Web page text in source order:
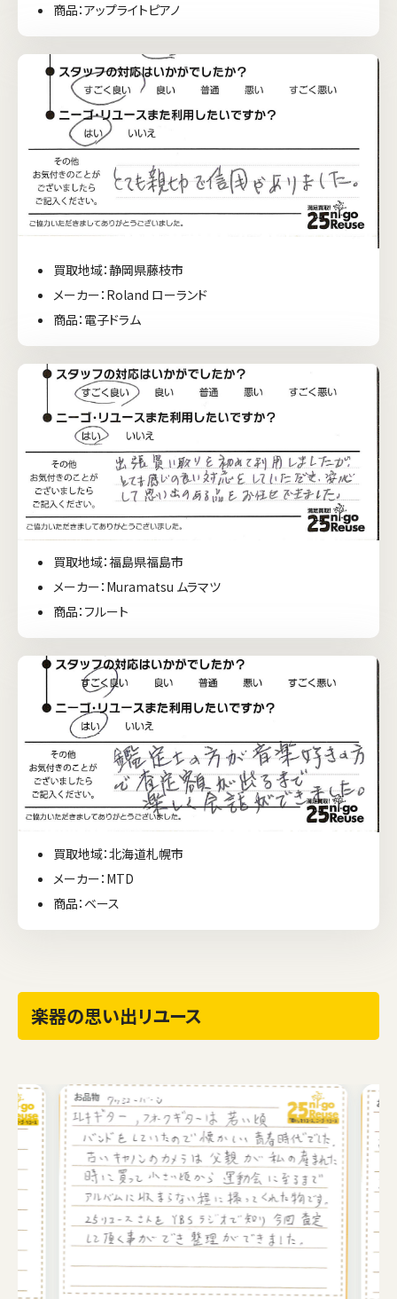
商品：アップライトピアノ
買取地域：静岡県藤枝市
メーカー：Roland ローランド
商品：電子ドラム
買取地域：福島県福島市
メーカー：Muramatsu ムラマツ
商品：フルート
買取地域：北海道札幌市
メーカー：MTD
商品：ベース
楽器の思い出リユース